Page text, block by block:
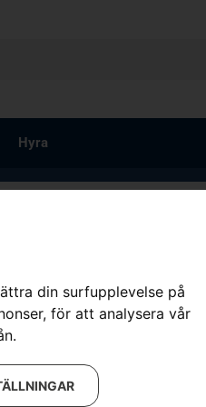
din surfupplevelse på
för att analysera vår
Hyra